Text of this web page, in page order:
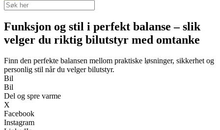
Funksjon og stil i perfekt balanse – slik
velger du riktig bilutstyr med omtanke
Finn den perfekte balansen mellom praktiske løsninger, sikkerhet og
personlig stil når du velger bilutstyr.
Bil
Bil
Del og spre varme
X
Facebook
Instagram